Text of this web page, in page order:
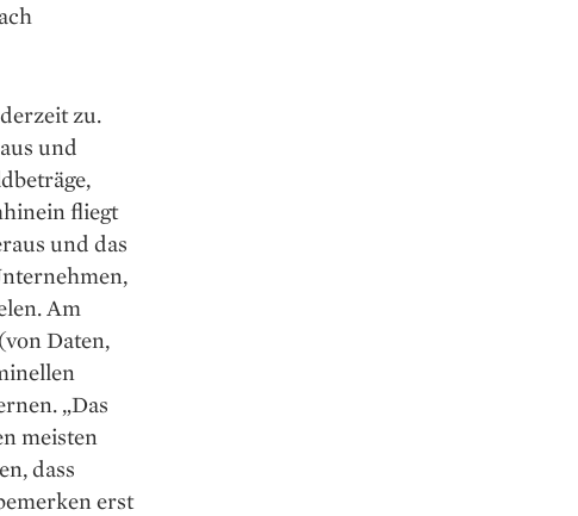
zu.
und
fliegt
und das
Am
Daten,
„Das
meisten
dass
erst